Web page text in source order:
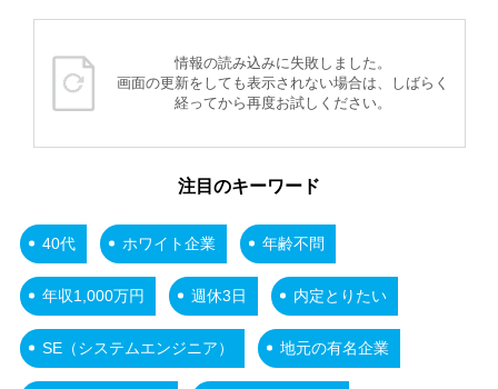
情報の読み込みに失敗しました。
画面の更新をしても表示されない場合は、しばらく
経ってから再度お試しください。
注目のキーワード
40代 ホワイト企業 年齢不問
年収1,000万円 週休3日 内定とりたい
SE（システムエンジニア） 地元の有名企業